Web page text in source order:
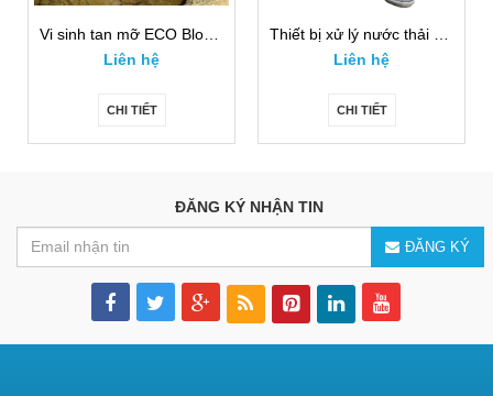
Liên hệ
CHI TIẾT
Liên hệ
CHI TIẾT
ĐĂNG KÝ NHẬN TIN
ĐĂNG KÝ